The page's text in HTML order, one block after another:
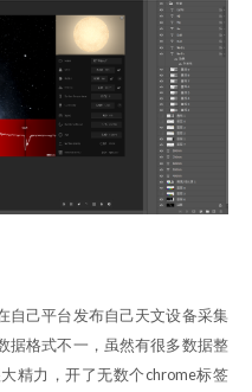
自己平台发布自己天文设备采集
据格式不一，虽然有很多数据整
精力，开了无数个chrome标签